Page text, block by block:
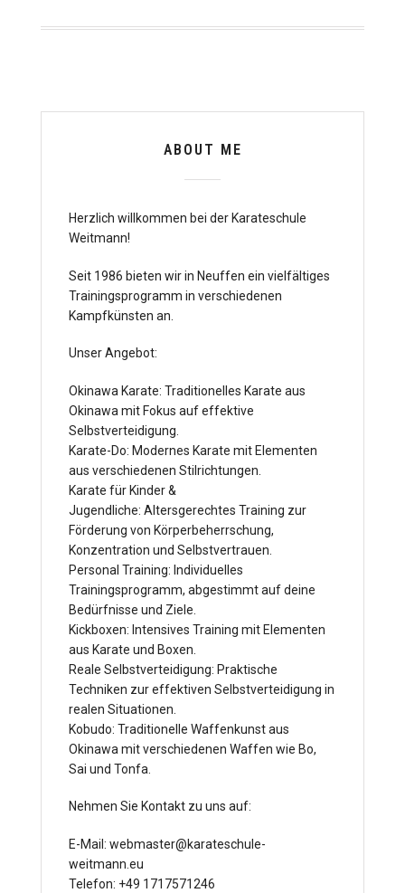
ABOUT ME
Herzlich willkommen bei der Karateschule
Weitmann!
Seit 1986 bieten wir in Neuffen ein vielfältiges
Trainingsprogramm in verschiedenen
Kampfkünsten an.
Unser Angebot:
Okinawa Karate: Traditionelles Karate aus
Okinawa mit Fokus auf effektive
Selbstverteidigung.
Karate-Do: Modernes Karate mit Elementen
aus verschiedenen Stilrichtungen.
Karate für Kinder &
Jugendliche: Altersgerechtes Training zur
Förderung von Körperbeherrschung,
Konzentration und Selbstvertrauen.
Personal Training: Individuelles
Trainingsprogramm, abgestimmt auf deine
Bedürfnisse und Ziele.
Kickboxen: Intensives Training mit Elementen
aus Karate und Boxen.
Reale Selbstverteidigung: Praktische
Techniken zur effektiven Selbstverteidigung in
realen Situationen.
Kobudo: Traditionelle Waffenkunst aus
Okinawa mit verschiedenen Waffen wie Bo,
Sai und Tonfa.
Nehmen Sie Kontakt zu uns auf:
E-Mail: webmaster@karateschule-
weitmann.eu
Telefon: +49 1717571246